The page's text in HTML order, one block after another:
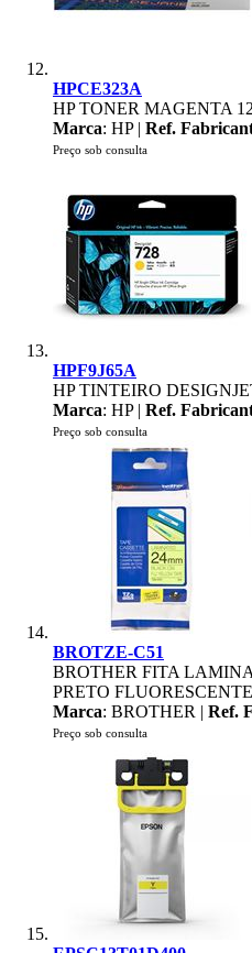
HPCE323A
HP TONER MAGENTA
Marca: HP | Ref.
Preço sob consulta
HPF9J65A
HP TINTEIRO
Marca: HP | Ref.
Preço sob consulta
BROTZE-C51
BROTHER FITA
PRETO FLUORESCENTE
Marca: BROTHER | Ref.
Preço sob consulta